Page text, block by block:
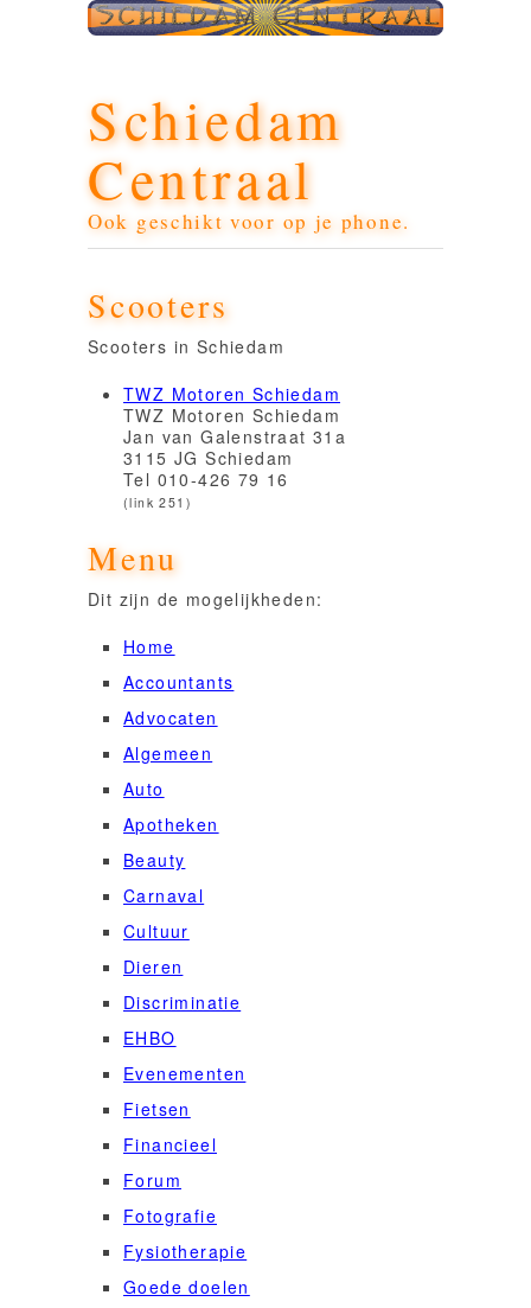
Schiedam
Centraal
Ook geschikt voor op je phone.
Scooters
Scooters in Schiedam
TWZ Motoren Schiedam
TWZ Motoren Schiedam
Jan van Galenstraat 31a
3115 JG Schiedam
Tel 010-426 79 16
(link 251)
Menu
Dit zijn de mogelijkheden:
Home
Accountants
Advocaten
Algemeen
Auto
Apotheken
Beauty
Carnaval
Cultuur
Dieren
Discriminatie
EHBO
Evenementen
Fietsen
Financieel
Forum
Fotografie
Fysiotherapie
Goede doelen